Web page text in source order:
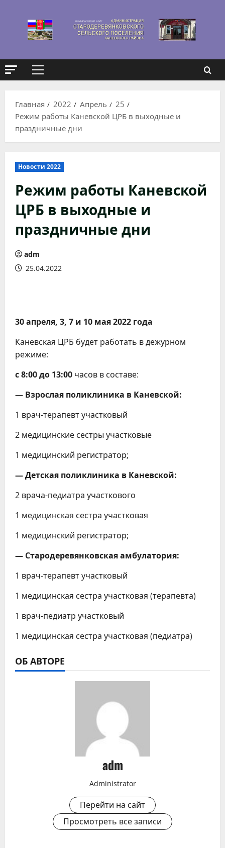
содержимому
Основное
Главная
2022 Апрель
25
Режим работы Каневской ЦРБ в выходные и
праздничные дни
Новости 2022
Режим работы Каневской
ЦРБ в выходные и
праздничные дни
adm
25.04.2022
30 апреля, 3, 7 и 10 мая 2022 года
Каневская ЦРБ будет работать в дежурном
режиме:
с 8:00 до 13:00 часов в составе:
— Взрослая поликлиника в Каневской:
1 врач-терапевт участковый
2 медицинские сестры участковые
1 медицинский регистратор;
— Детская поликлиника в Каневской:
2 врача-педиатра участкового
1 медицинская сестра участковая
1 медицинский регистратор;
— Стародеревянковская амбулатория:
1 врач-терапевт участковый
1 медицинская сестра участковая (терапевта)
1 врач-педиатр участковый
1 медицинская сестра участковая (педиатра)
ОБ АВТОРЕ
adm
Administrator
Перейти на сайт
Просмотреть все записи